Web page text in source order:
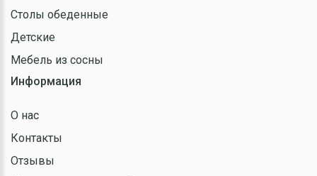
Столы обеденные
Детские
Мебель из сосны
Информация
О нас
Контакты
Отзывы